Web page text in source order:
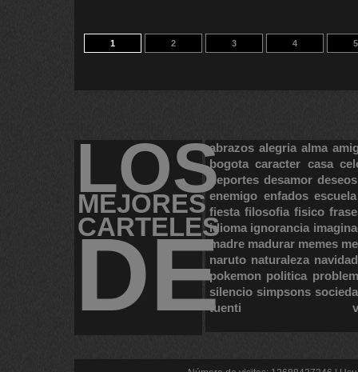
1 2 3 4 5
LOS
MEJORES
CARTELES
DE
abrazos alegria alma
bogota caracter casa
deportes desamor deseos
enemigo enfados escuela
fiesta filosofia fisico
idioma ignorancia
madre madurar memes
naruto naturaleza navidad
pokemon politica
silencio simpsons
tuenti